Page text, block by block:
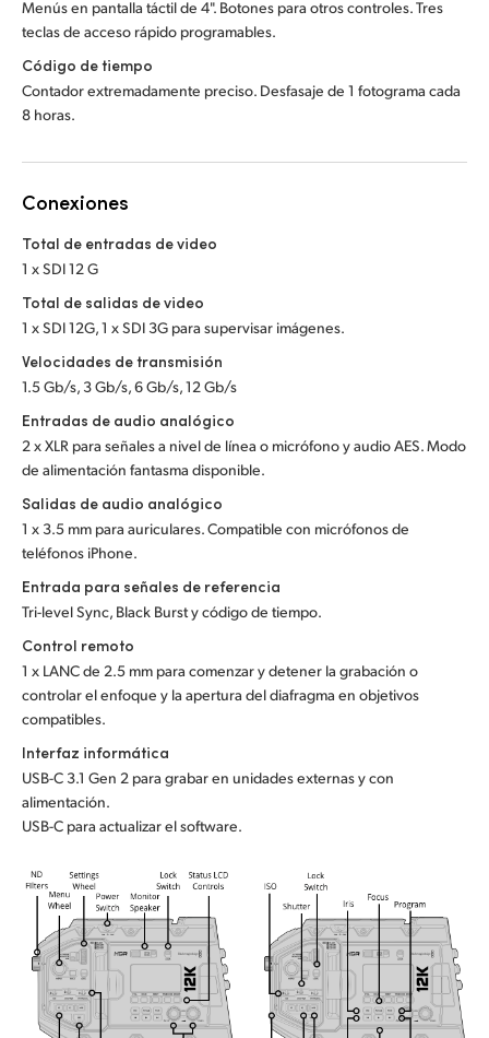
Menús en pantalla táctil de 4". Botones para otros controles. Tres
teclas de acceso rápido programables.
Código de tiempo
Contador extremadamente preciso. Desfasaje de 1 fotograma cada
8 horas.
Conexiones
Total de entradas de video
1 x SDI 12 G
Total de salidas de video
1 x SDI 12G, 1 x SDI 3G para supervisar imágenes.
Velocidades de transmisión
1.5 Gb/s, 3 Gb/s, 6 Gb/s, 12 Gb/s
Entradas de audio analógico
2 x XLR para señales a nivel de línea o micrófono y audio AES. Modo
de alimentación fantasma disponible.
Salidas de audio analógico
1 x 3.5 mm para auriculares. Compatible con micrófonos de
teléfonos iPhone.
Entrada para señales de referencia
Tri-level Sync, Black Burst y código de tiempo.
Control remoto
1 x LANC de 2.5 mm para comenzar y detener la grabación o
controlar el enfoque y la apertura del diafragma en objetivos
compatibles.
Interfaz informática
USB-C 3.1 Gen 2 para grabar en unidades externas y con
alimentación.
USB-C para actualizar el software.